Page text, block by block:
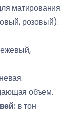
матирования.
розовый).
объем.
в тон